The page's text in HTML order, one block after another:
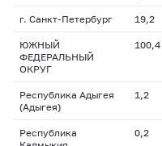
г. Санкт-Петербург 19,2
ЮЖНЫЙ
ФЕДЕРАЛЬНЫЙ
ОКРУГ
100,4
Республика Адыгея
(Адыгея)
1,2
Республика
0,2